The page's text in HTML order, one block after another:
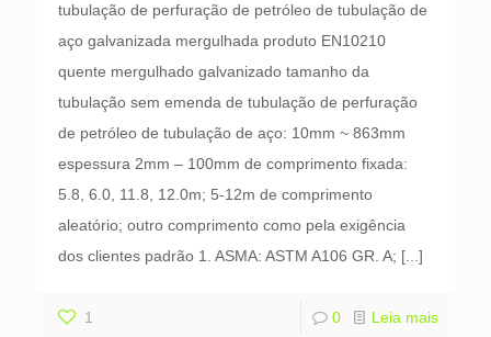
tubulação de perfuração de petróleo de tubulação de
aço galvanizada mergulhada produto EN10210
quente mergulhado galvanizado tamanho da
tubulação sem emenda de tubulação de perfuração
de petróleo de tubulação de aço: 10mm ~ 863mm
espessura 2mm – 100mm de comprimento fixada:
5.8, 6.0, 11.8, 12.0m; 5-12m de comprimento
aleatório; outro comprimento como pela exigência
dos clientes padrão 1. ASMA: ASTM A106 GR. A; [...]
1 0 Leia mais